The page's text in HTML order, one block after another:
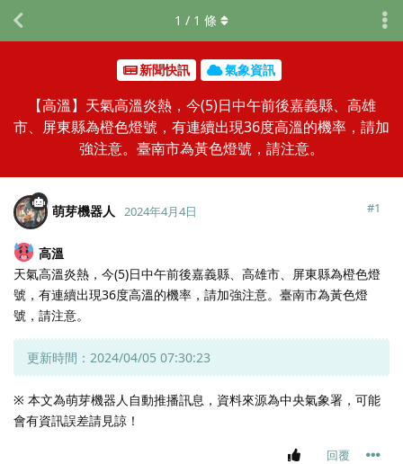
新聞快訊 氣象資訊
【高溫】天氣高溫炎熱，今(5)日中午前後嘉義縣、高雄
市、屏東縣為橙色燈號，有連續出現36度高溫的機率，請加
強注意。臺南市為黃色燈號，請注意。
1 / 1 條
萌芽機器人 2024年4月4日 #1
高溫
天氣高溫炎熱，今(5)日中午前後嘉義縣、高雄市、屏東縣為橙色燈
號，有連續出現36度高溫的機率，請加強注意。臺南市為黃色燈
號，請注意。
更新時間：2024/04/05 07:30:23
※ 本文為萌芽機器人自動推播訊息，資料來源為中央氣象署，可能
會有資訊誤差請見諒！
回覆